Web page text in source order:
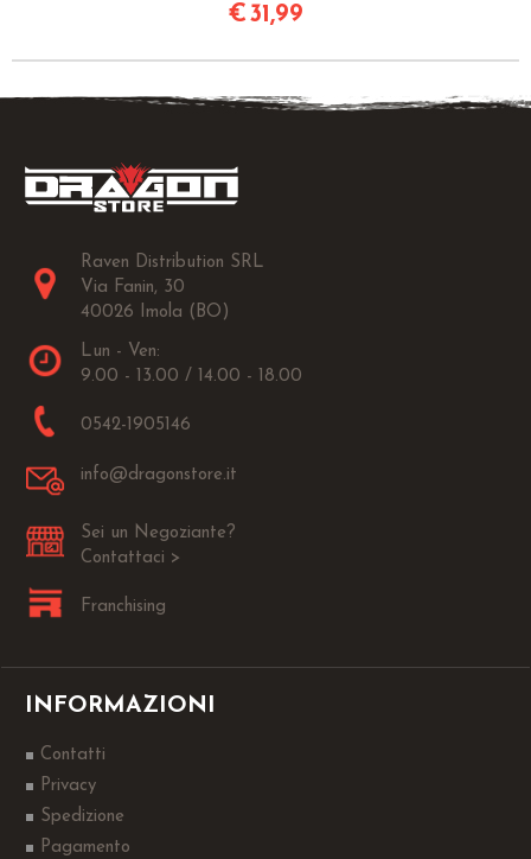
€31,99
Raven Distribution SRL
Via Fanin, 30
40026 Imola (BO)
Lun - Ven:
9.00 - 13.00 / 14.00 - 18.00
0542-1905146
info@dragonstore.it
Sei un Negoziante?
Contattaci >
Franchising
INFORMAZIONI
Contatti
Privacy
Spedizione
Pagamento